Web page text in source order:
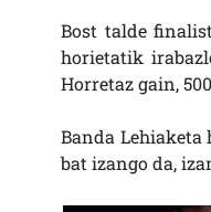
Bost talde
horietatik
Horretaz gain,
Banda
bat izango da,